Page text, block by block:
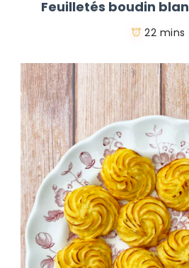
Feuilletés boudin
22 mins